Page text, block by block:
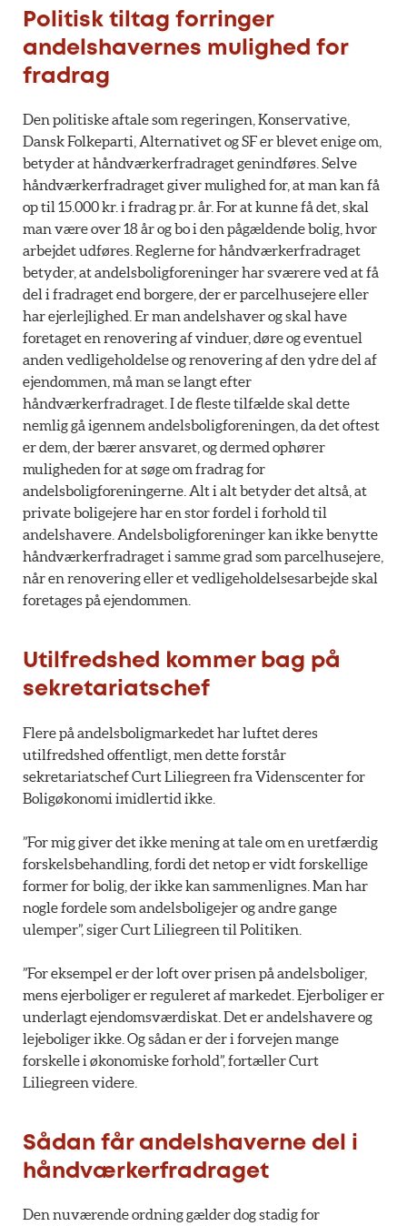
Politisk tiltag forringer
andelshavernes mulighed for
fradrag
Den politiske aftale som regeringen, Konservative,
Dansk Folkeparti, Alternativet og SF er blevet enige om,
betyder at håndværkerfradraget genindføres. Selve
håndværkerfradraget giver mulighed for, at man kan få
op til 15.000 kr. i fradrag pr. år. For at kunne få det, skal
man være over 18 år og bo i den pågældende bolig, hvor
arbejdet udføres. Reglerne for håndværkerfradraget
betyder, at andelsboligforeninger har sværere ved at få
del i fradraget end borgere, der er parcelhusejere eller
har ejerlejlighed. Er man andelshaver og skal have
foretaget en renovering af vinduer, døre og eventuel
anden vedligeholdelse og renovering af den ydre del af
ejendommen, må man se langt efter
håndværkerfradraget. I de fleste tilfælde skal dette
nemlig gå igennem andelsboligforeningen, da det oftest
er dem, der bærer ansvaret, og dermed ophører
muligheden for at søge om fradrag for
andelsboligforeningerne. Alt i alt betyder det altså, at
private boligejere har en stor fordel i forhold til
andelshavere. Andelsboligforeninger kan ikke benytte
håndværkerfradraget i samme grad som parcelhusejere,
når en renovering eller et vedligeholdelsesarbejde skal
foretages på ejendommen.
Utilfredshed kommer bag på
sekretariatschef
Flere på andelsboligmarkedet har luftet deres
utilfredshed offentligt, men dette forstår
sekretariatschef Curt Liliegreen fra Videnscenter for
Boligøkonomi imidlertid ikke.
”For mig giver det ikke mening at tale om en uretfærdig
forskelsbehandling, fordi det netop er vidt forskellige
former for bolig, der ikke kan sammenlignes. Man har
nogle fordele som andelsboligejer og andre gange
ulemper”, siger Curt Liliegreen til Politiken.
”For eksempel er der loft over prisen på andelsboliger,
mens ejerboliger er reguleret af markedet. Ejerboliger er
underlagt ejendomsværdiskat. Det er andelshavere og
lejeboliger ikke. Og sådan er der i forvejen mange
forskelle i økonomiske forhold”, fortæller Curt
Liliegreen videre.
Sådan får andelshaverne del i
håndværkerfradraget
Den nuværende ordning gælder dog stadig for